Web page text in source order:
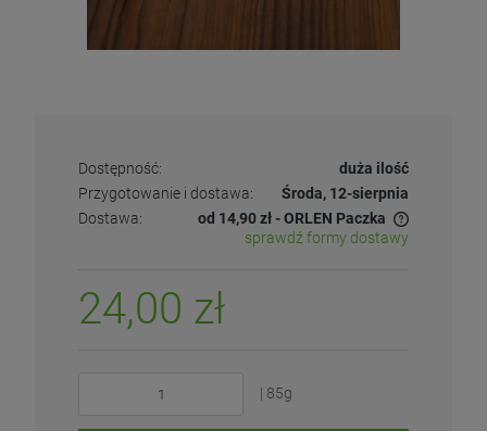
Dostępność:
duża ilość
Przygotowanie i dostawa:
Środa, 12-sierpnia
Dostawa:
od 14,90 zł- ORLEN Paczka
sprawdź formy dostawy
24,00 zł
| 85g